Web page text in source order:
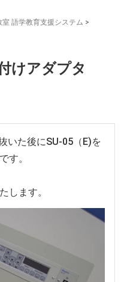
室 語学教育支援システム >
けアダプタ
いた後にSU-05（E)を
す。
します。